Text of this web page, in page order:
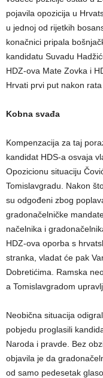
pojavila opozicija u
u jednoj od rijetkih
konačnici pripala
kandidatu Suvadu
HDZ-ova Mate Zovka i
Hrvati prvi put nakon
Kobna svađa
Kompenzacija za taj
kandidat HDS-a osvaja
Opozicionu situaciju
Tomislavgradu. Nakon
su odgođeni zbog
gradonačelničke
načelnika i
HDZ-ova oporba s
stranka, vladat će pak
Dobretićima. Ramska
a Tomislavgradom
Neobična situacija
pobjedu proglasili
Naroda i pravde. Bez
objavila je da
od samo pedesetak